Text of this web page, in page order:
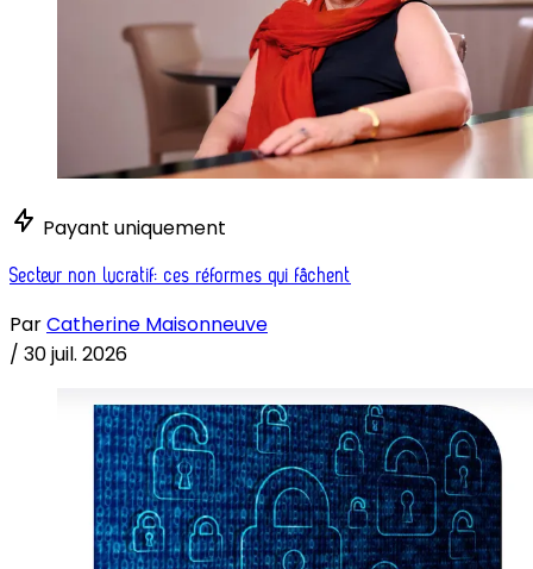
Payant uniquement
Secteur non lucratif: ces réformes qui fâchent
ParCatherine Maisonneuve
/ 30 juil. 2026